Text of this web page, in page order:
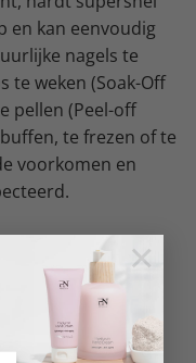
×
en kan eenvoudig
nagels te
te weken (Soak-Off
pellen (Peel-off
te frezen of te
voorkomen en